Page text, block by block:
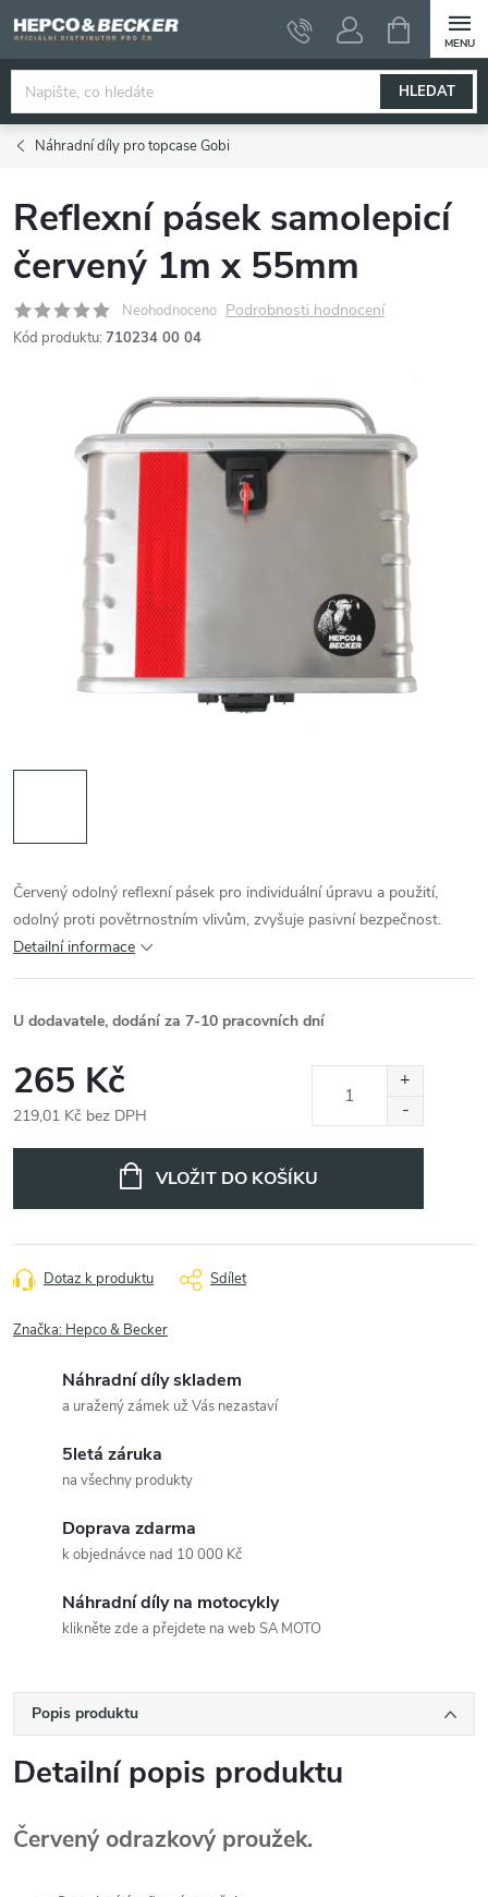
na
obsah
HLEDAT
NÁKUPNÍ
KOŠÍK
Náhradní díly pro topcase Gobi
Reflexní pásek samolepicí
červený 1m x 55mm
Neohodnoceno Podrobnosti hodnocení
Kód produktu: 710234 00 04
Červený odolný reflexní pásek pro individuální úpravu a použití,
odolný proti povětrnostním vlivům, zvyšuje pasivní bezpečnost.
Detailní informace
U dodavatele, dodání za 7-10 pracovních dní
265 Kč
219,01 Kč bez DPH
VLOŽIT DO KOŠÍKU
Dotaz k produktu Sdílet
Značka: Hepco & Becker
Náhradní díly skladem
a uražený zámek už Vás nezastaví
5letá záruka
na všechny produkty
Doprava zdarma
k objednávce nad 10 000 Kč
Náhradní díly na motocykly
klikněte zde a přejdete na web SA MOTO
Popis produktu
Detailní popis produktu
Červený odrazkový proužek.